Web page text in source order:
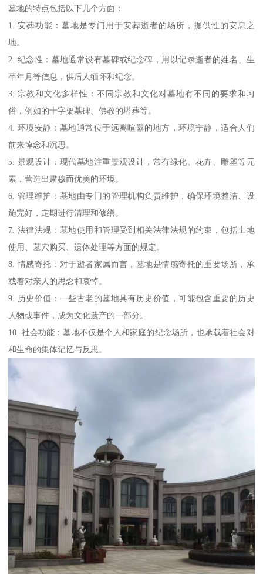
墓地的特点包括以下几个方面：
1. 安葬功能：墓地是专门用于安葬逝者的场所，提供性的安息之
地。
2. 纪念性：墓地通常设有墓碑或纪念碑，用以记录逝者的姓名、生
卒年月等信息，供后人缅怀和纪念。
3. 宗教和文化多样性：不同宗教和文化对墓地有不同的要求和习
俗，例如的十字架墓碑、佛教的塔葬等。
4. 环境安静：墓地通常位于远离喧嚣的地方，环境宁静，适合人们
前来悼念和沉思。
5. 景观设计：现代墓地注重景观设计，常有绿化、花卉、雕塑等元
素，营造出肃穆而优美的环境。
6. 管理维护：墓地由专门的管理机构负责维护，确保环境整洁、设
施完好，定期进行清理和修缮。
7. 法律法规：墓地使用和管理受到相关法律法规的约束，包括土地
使用、墓穴购买、遗体处理等方面的规定。
8. 情感寄托：对于逝者家属而言，墓地是情感寄托的重要场所，承
载着对亲人的思念和哀悼。
9. 历史价值：一些古老的墓地具有历史价值，可能包含重要的历史
人物或事件，成为文化遗产的一部分。
10. 社会功能：墓地不仅是个人和家庭的纪念场所，也承载着社会对
和生命的集体记忆与反思。